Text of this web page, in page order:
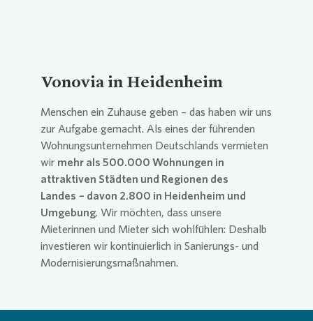
Vonovia in Heidenheim
Menschen ein Zuhause geben – das haben wir uns
zur Aufgabe gemacht. Als eines der führenden
Wohnungsunternehmen Deutschlands vermieten
wir mehr als 500.000 Wohnungen in
attraktiven Städten und Regionen des
Landes – davon 2.800 in Heidenheim und
Umgebung. Wir möchten, dass unsere
Mieterinnen und Mieter sich wohlfühlen: Deshalb
investieren wir kontinuierlich in Sanierungs- und
Modernisierungsmaßnahmen.